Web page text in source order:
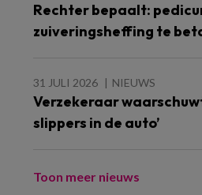
Rechter bepaalt:
zuiveringsheffing te
31 JULI 2026 NIEUWS
Verzekeraar
slippers in de auto’
Toon meer nieuws